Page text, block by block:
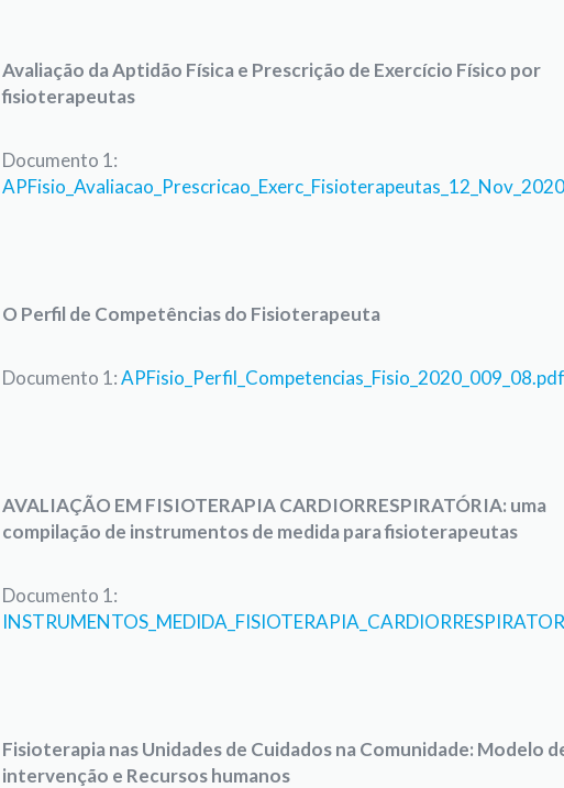
Avaliação da Aptidão Física e Prescrição de Exercício Físico por
fisioterapeutas
Documento 1:
O Perfil de Competências do Fisioterapeuta
Documento 1:APFisio_Perfil_Competencias_Fisio_2020_009_08.pdf
AVALIAÇÃO EM FISIOTERAPIA CARDIORRESPIRATÓRIA: uma
compilação de instrumentos de medida para fisioterapeutas
Documento 1:
Fisioterapia nas Unidades de Cuidados na Comunidade: Modelo
intervenção e Recursos humanos